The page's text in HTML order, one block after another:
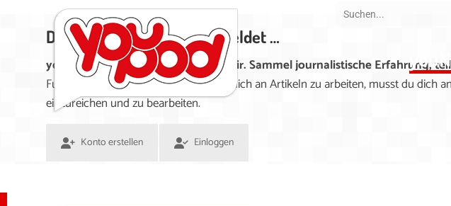
Search:
Du bist (noch) nicht angemeldet …
youpod.de lebt von Menschen wie dir. Sammel journalistische Erfahrung,
Funktionen nutzen zu können und wirklich an Artikeln zu arbeiten, musst du dich
einzureichen und zu bearbeiten.
Konto erstellen Einloggen